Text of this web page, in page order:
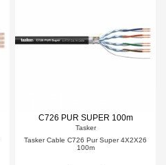
C726 PUR SUPER 100m
Tasker
Tasker Cable C726 Pur Super 4X2X26
100m